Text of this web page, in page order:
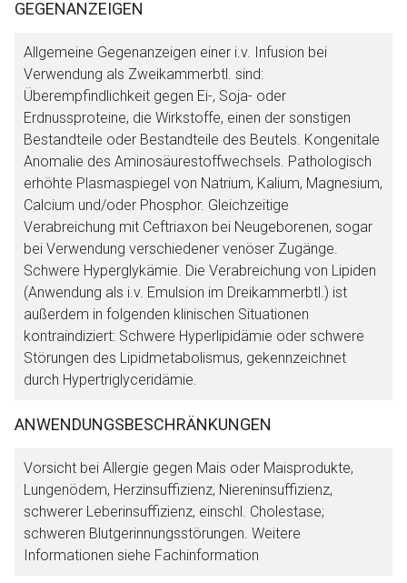
GEGENANZEIGEN
Allgemeine Gegenanzeigen einer i.v. Infusion bei
Verwendung als Zweikammerbtl. sind:
Überempfindlichkeit gegen Ei-, Soja- oder
Erdnussproteine, die Wirkstoffe, einen der sonstigen
Bestandteile oder Bestandteile des Beutels. Kongenitale
Anomalie des Aminosäurestoffwechsels. Pathologisch
erhöhte Plasmaspiegel von Natrium, Kalium, Magnesium,
Calcium und/oder Phosphor. Gleichzeitige
Verabreichung mit Ceftriaxon bei Neugeborenen, sogar
bei Verwendung verschiedener venöser Zugänge.
Schwere Hyperglykämie. Die Verabreichung von Lipiden
(Anwendung als i.v. Emulsion im Dreikammerbtl.) ist
außerdem in folgenden klinischen Situationen
kontraindiziert: Schwere Hyperlipidämie oder schwere
Störungen des Lipidmetabolismus, gekennzeichnet
durch Hypertriglyceridämie.
ANWENDUNGSBESCHRÄNKUNGEN
Vorsicht bei Allergie gegen Mais oder Maisprodukte,
Lungenödem, Herzinsuffizienz, Niereninsuffizienz,
schwerer Leberinsuffizienz, einschl. Cholestase;
schweren Blutgerinnungsstörungen. Weitere
Informationen siehe Fachinformation
Aufruf einer externen Seite
Der von Ihnen aufgerufene Link öffnet eine externe Web-
Seite. Für die Inhalte der externen Web-Seite ist deren
Betreiber verantwortlich. Ebenso gelten dort ggf. andere
Datenschutzbestimmungen.
Zurück zur rote-liste.de